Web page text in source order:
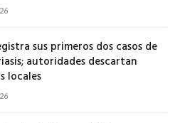
sus primeros dos casos de
autoridades descartan
locales